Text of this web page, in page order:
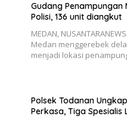
Gudang Penampungan
Polisi, 136 unit diangkut
MEDAN,
Medan menggerebek
menjadi lokasi
Polsek Todanan
Perkasa, Tiga Spesialis